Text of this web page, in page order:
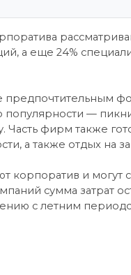
а еще 24%
популярности —
фирм также
а также отдых на
корпоратив и
сумма затрат
с летним